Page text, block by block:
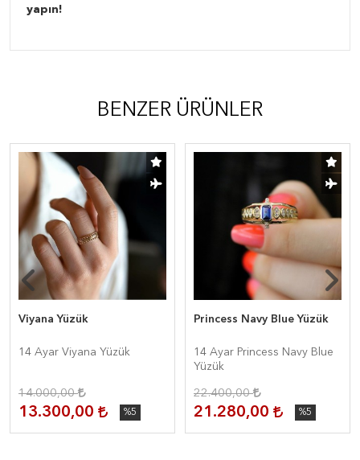
yapın!
BENZER ÜRÜNLER
Viyana Yüzük
14 Ayar Viyana Yüzük
14.000,00
13.300,00 %5
Princess Navy Blue Yüzük
14 Ayar Princess Navy Blue
Yüzük
22.400,00
21.280,00 %5